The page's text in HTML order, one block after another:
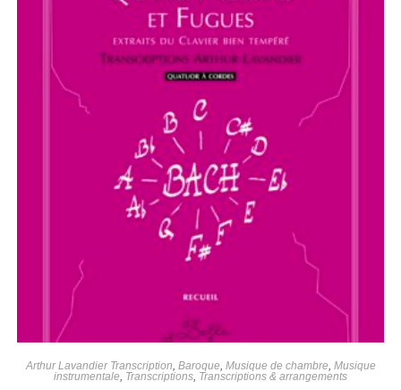
Arthur Lavandier Transcription, Baroque, Musique de chambre, Musique
instrumentale, Transcriptions, Transcriptions & arrangements